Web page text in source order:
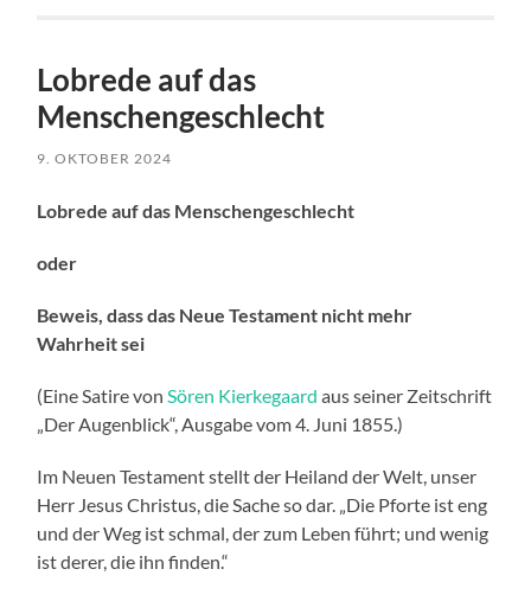
Lobrede auf das
Menschengeschlecht
9. OKTOBER 2024
Lobrede auf das Menschengeschlecht
oder
Beweis, dass das Neue Testament nicht mehr
Wahrheit sei
(Eine Satire vonSören Kierkegaard aus seiner Zeitschrift
„Der Augenblick“, Ausgabe vom 4. Juni 1855.)
Im Neuen Testament stellt der Heiland der Welt, unser
Herr Jesus Christus, die Sache so dar. „Die Pforte ist eng
und der Weg ist schmal, der zum Leben führt; und wenig
ist derer, die ihn finden.“